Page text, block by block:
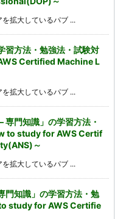
拡大しているパブ ...
習方法・勉強法・試験対
Certified Machine L
拡大しているパブ ...
専門知識」の学習方法・
to study for AWS Certif
～
拡大しているパブ ...
門知識」の学習方法・勉
to study for AWS Certifie